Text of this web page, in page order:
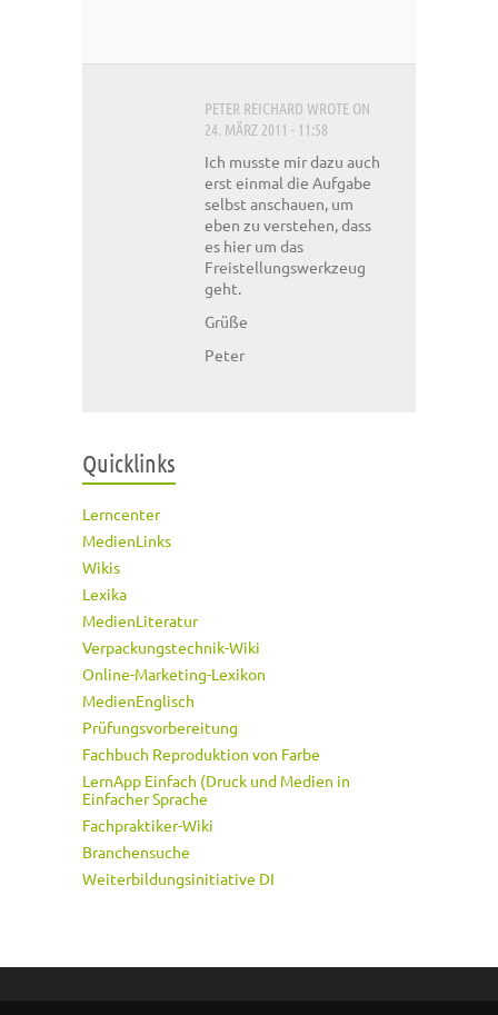
PETER REICHARD WROTE ON
24. MÄRZ 2011 - 11:58
Ich musste mir dazu auch
erst einmal die Aufgabe
selbst anschauen, um
eben zu verstehen, dass
es hier um das
Freistellungswerkzeug
geht.
Grüße
Peter
Quicklinks
Lerncenter
MedienLinks
Wikis
Lexika
MedienLiteratur
Verpackungstechnik-Wiki
Online-Marketing-Lexikon
MedienEnglisch
Prüfungsvorbereitung
Fachbuch Reproduktion von Farbe
LernApp Einfach (Druck und Medien in
Einfacher Sprache
Fachpraktiker-Wiki
Branchensuche
Weiterbildungsinitiative DI